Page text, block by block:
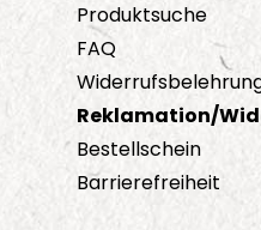
Produktsuche
FAQ
Reklamation/
Bestellschein
Barrierefreiheit